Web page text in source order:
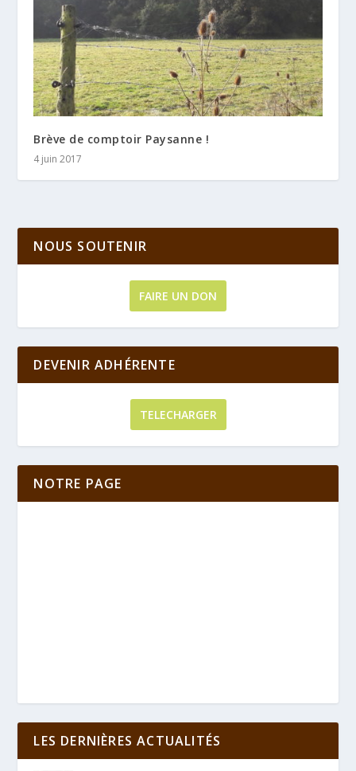
Brève de comptoir Paysanne !
4 juin 2017
NOUS SOUTENIR
FAIRE UN DON
DEVENIR ADHÉRENTE
TELECHARGER
NOTRE PAGE
LES DERNIÈRES ACTUALITÉS